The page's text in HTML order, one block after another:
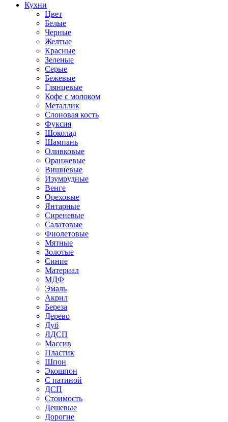
Кухни
Цвет
Белые
Черные
Желтые
Красные
Зеленые
Серые
Бежевые
Глянцевые
Кофе с молоком
Металлик
Слоновая кость
Фуксия
Шоколад
Шампань
Оливковые
Оранжевые
Вишневые
Изумрудные
Венге
Ореховые
Янтарные
Сиреневые
Салатовые
Фиолетовые
Мятные
Золотые
Синие
Материал
МДФ
Эмаль
Акрил
Береза
Дерево
Дуб
ЛДСП
Массив
Пластик
Шпон
Экошпон
С патиной
ДСП
Стоимость
Дешевые
Дорогие